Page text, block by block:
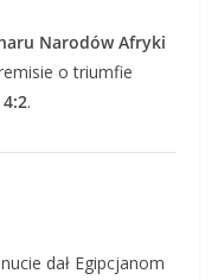
Narodów Afryki
o triumfie
4:2.
dał Egipcjanom